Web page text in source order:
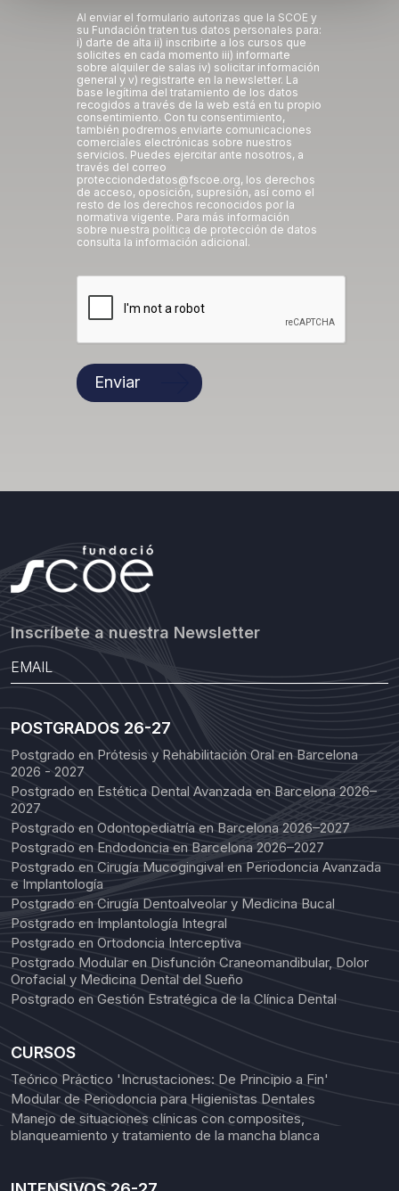
Obtenga más información sobre cómo se procesan sus
datos personales y establezca sus preferencias en la
sección de datos. Puede cambiar o retirar su
consentimiento en cualquier momento en la Declaración
de cookies.
Las cookies de este sitio web se usan para personalizar
el contenido y los anuncios, ofrecer funciones de redes
sociales y analizar el tráfico. Además, compartimos
información sobre el uso que haga del sitio web con
nuestros partners de redes sociales, publicidad y análisis
web, quienes pueden combinarla con otra información
Al enviar el formulario autorizas que la SCOE y
su Fundación traten tus datos personales para:
i) darte de alta ii) inscribirte a los cursos que
solicites en cada momento iii) informarte
sobre alquiler de salas iv) solicitar información
general y v) registrarte en la newsletter. La
base legítima del tratamiento de los datos
recogidos a través de la web está en tu propio
consentimiento. Con tu consentimiento,
también podremos enviarte comunicaciones
comerciales electrónicas sobre nuestros
servicios. Puedes ejercitar ante nosotros, a
través del correo
protecciondedatos@fscoe.org, los derechos
de acceso, oposición, supresión, así como el
resto de los derechos reconocidos por la
normativa vigente. Para más información
sobre nuestra política de protección de datos
consulta la información adicional.
Enviar
Inscríbete a nuestra Newsletter
POSTGRADOS 26-27
Postgrado en Prótesis y Rehabilitación Oral en Barcelona
2026 - 2027
Postgrado en Estética Dental Avanzada en Barcelona 2026–
2027
Postgrado en Odontopediatría en Barcelona 2026–2027
Postgrado en Endodoncia en Barcelona 2026–2027
Postgrado en Cirugía Mucogingival en Periodoncia Avanzada
e Implantología
Postgrado en Cirugía Dentoalveolar y Medicina Bucal
Postgrado en Implantología Integral
Postgrado en Ortodoncia Interceptiva
Postgrado Modular en Disfunción Craneomandibular, Dolor
Orofacial y Medicina Dental del Sueño
Postgrado en Gestión Estratégica de la Clínica Dental
CURSOS
Teórico Práctico 'Incrustaciones: De Principio a Fin'
Modular de Periodoncia para Higienistas Dentales
Manejo de situaciones clínicas con composites,
blanqueamiento y tratamiento de la mancha blanca